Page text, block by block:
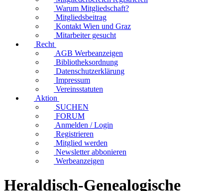
Warum Mitgliedschaft?
Mitgliedsbeitrag
Kontakt Wien und Graz
Mitarbeiter gesucht
Recht
AGB Werbeanzeigen
Bibliotheksordnung
Datenschutzerklärung
Impressum
Vereinsstatuten
Aktion
SUCHEN
FORUM
Anmelden / Login
Registrieren
Mitglied werden
Newsletter abbonieren
Werbeanzeigen
Heraldisch-Genealogische